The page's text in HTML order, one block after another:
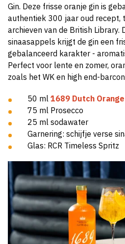
Gin. Deze frisse oranje gin is
authentiek 300 jaar oud recept,
archieven van de British Library.
sinaasappels krijgt de gin een
gebalanceerd karakter -
Perfect voor lente en zomer,
zoals het WK en high end-
50 ml 1689 Dutch
75 ml Prosecco
25 ml sodawater
Garnering: schijfje verse
Glas: RCR Timeless Spritz